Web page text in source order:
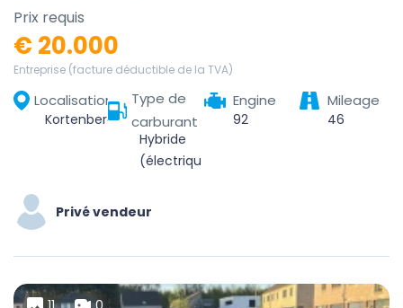
Prix requis
€ 20.000
Entreprise (facture déductible de la TVA)
Localisation
Kortenberg, Leuven, Vlaams-Brabant, Vlaanderen, België
Type de
carburant
Hybride
(électrique/essence)
Engine
92
Mileage
46
Privé vendeur